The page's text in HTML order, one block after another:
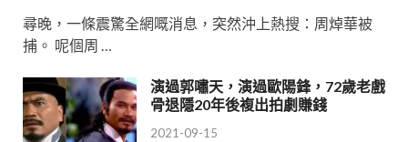
尋晚，一條震驚全網嘅消息，突然沖上熱搜：周焯華被
捕。 呢個周 …
演過郭嘯天，演過歐陽鋒，72歲老戲
骨退隱20年後複出拍劇賺錢
2021-09-15